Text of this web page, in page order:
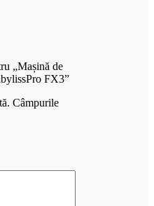
„Mașină de
FX3”
Câmpurile